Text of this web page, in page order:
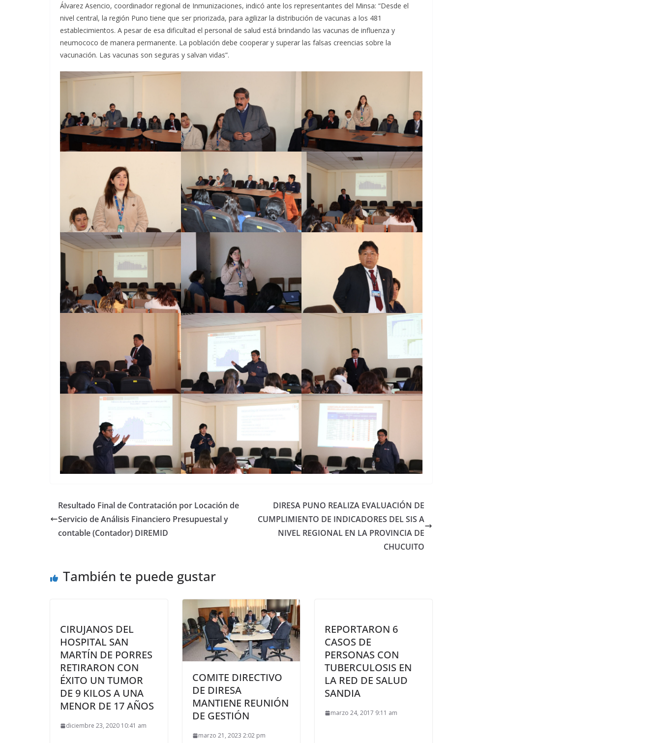
Álvarez Asencio, coordinador regional de Inmunizaciones, indicó ante los representantes del Minsa: “Desde el
nivel central, la región Puno tiene que ser priorizada, para agilizar la distribución de vacunas a los 481
establecimientos. A pesar de esa dificultad el personal de salud está brindando las vacunas de influenza y
neumococo de manera permanente. La población debe cooperar y superar las falsas creencias sobre la
vacunación. Las vacunas son seguras y salvan vidas”.
Resultado Final de Contratación por Locación de
Servicio de Análisis Financiero Presupuestal y
contable (Contador) DIREMID
DIRESA PUNO REALIZA EVALUACIÓN DE
CUMPLIMIENTO DE INDICADORES DEL SIS A
NIVEL REGIONAL EN LA PROVINCIA DE
CHUCUITO
También te puede gustar
CIRUJANOS DEL
HOSPITAL SAN
MARTÍN DE PORRES
RETIRARON CON
ÉXITO UN TUMOR
DE 9 KILOS A UNA
MENOR DE 17 AÑOS
diciembre 23, 2020 10:41 am
COMITE DIRECTIVO
DE DIRESA
MANTIENE REUNIÓN
DE GESTIÓN
marzo 21, 2023 2:02 pm
REPORTARON 6
CASOS DE
PERSONAS CON
TUBERCULOSIS EN
LA RED DE SALUD
SANDIA
marzo 24, 2017 9:11 am